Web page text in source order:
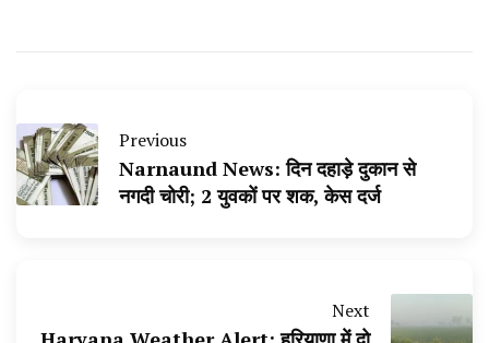
Previous
Narnaund News: दिन दहाड़े दुकान से
नगदी चोरी; 2 युवकों पर शक, केस दर्ज
Next